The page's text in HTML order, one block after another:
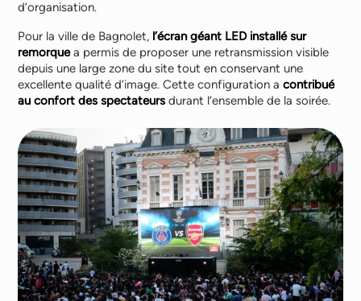
d’organisation.
Pour la ville de Bagnolet, l’écran géant LED installé sur
remorquea permis de proposer une retransmission visible
depuis une large zone du site tout en conservant une
excellente qualité d’image. Cette configuration acontribué
au confort des spectateurs durant l’ensemble de la soirée.